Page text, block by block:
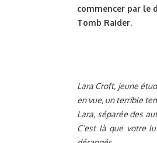
commencer par le
Tomb Raider.
Lara Croft, jeune
en vue, un terrible
Lara, séparée des
C’est là que votre